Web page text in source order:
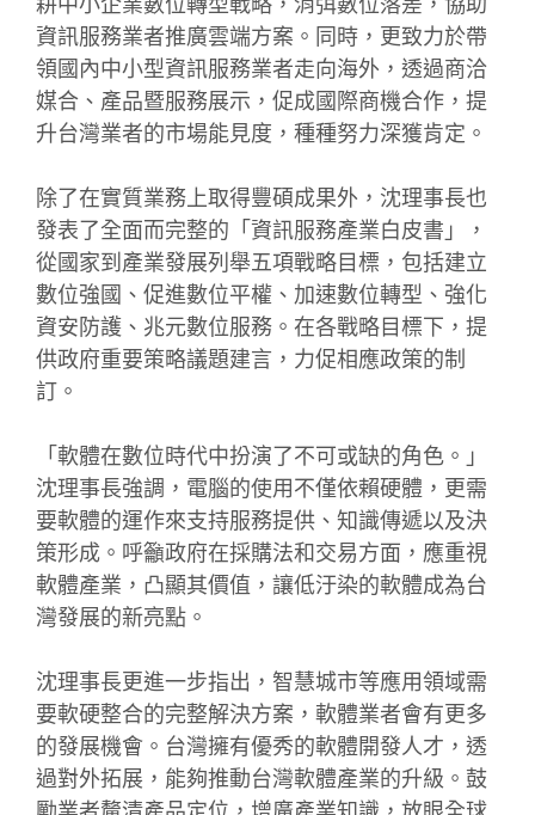
資訊服務業者推廣雲端方案。同時，更致力於帶
領國內中小型資訊服務業者走向海外，透過商洽
媒合、產品暨服務展示，促成國際商機合作，提
升台灣業者的市場能見度，種種努力深獲肯定。
除了在實質業務上取得豐碩成果外，沈理事長也
發表了全面而完整的「資訊服務產業白皮書」，
從國家到產業發展列舉五項戰略目標，包括建立
數位強國、促進數位平權、加速數位轉型、強化
資安防護、兆元數位服務。在各戰略目標下，提
供政府重要策略議題建言，力促相應政策的制
訂。
「軟體在數位時代中扮演了不可或缺的角色。」
沈理事長強調，電腦的使用不僅依賴硬體，更需
要軟體的運作來支持服務提供、知識傳遞以及決
策形成。呼籲政府在採購法和交易方面，應重視
軟體產業，凸顯其價值，讓低汙染的軟體成為台
灣發展的新亮點。
沈理事長更進一步指出，智慧城市等應用領域需
要軟硬整合的完整解決方案，軟體業者會有更多
的發展機會。台灣擁有優秀的軟體開發人才，透
過對外拓展，能夠推動台灣軟體產業的升級。鼓